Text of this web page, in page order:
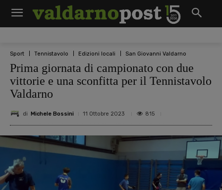
Sport Tennistavolo Edizioni locali San Giovanni Valdarno
Prima giornata di campionato con due
vittorie e una sconfitta per il Tennistavolo
Valdarno
di Michele Bossini 11 Ottobre 2023 815